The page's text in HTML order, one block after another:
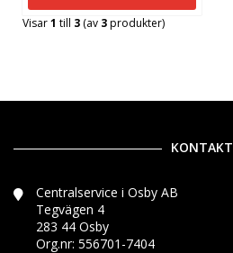
Visar1 till 3 (av 3produkter)
KONTAKT
Centralservice i Osby AB
Tegvägen 4
283 44 Osby
Org.nr: 556701-7404